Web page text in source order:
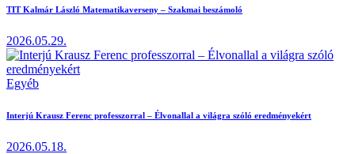
TIT Kalmár László Matematikaverseny – Szakmai beszámoló
2026.05.29.
Egyéb
Interjú Krausz Ferenc professzorral – Élvonallal a világra szóló eredményekért
2026.05.18.